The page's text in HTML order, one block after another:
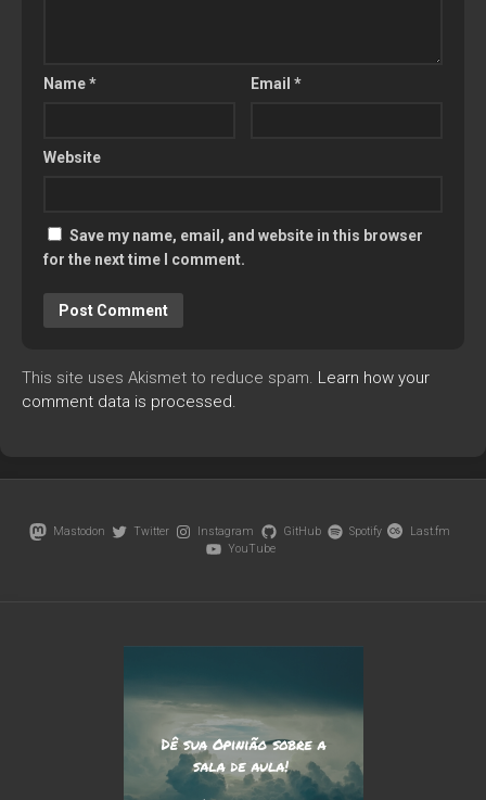
Name* Email*
Website
Save my name, email, and website in this browser
for the next time I comment.
This site uses Akismet to reduce spam. Learn how your
comment data is processed.
Mastodon Twitter Instagram GitHub Spotify
Last.fm
YouTube